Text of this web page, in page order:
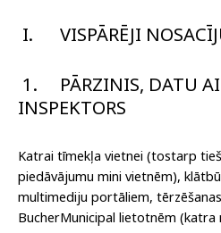
I. VISPĀRĒJI
1. PĀRZINIS, DATU
INSPEKTORS
Katrai tīmekļa vietnei (tostarp
piedāvājumu mini vietnēm),
multimediju portāliem,
BucherMunicipal lietotnēm (katra